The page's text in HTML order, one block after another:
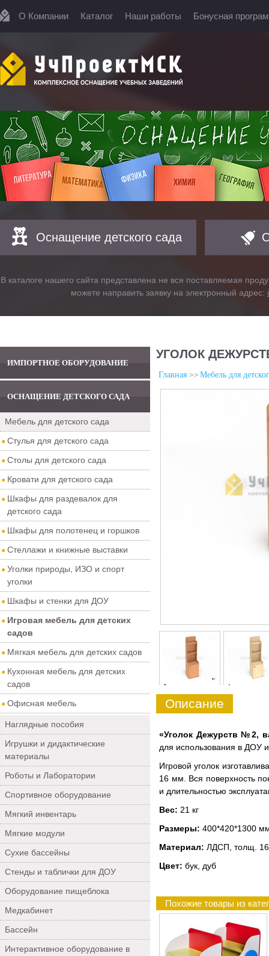
О Компании Каталог Наши работы Бонусная
Оснащение детского сада
В каталоге нашего сайта представлена не вся поставляемая
можете направить заявку на электронный адрес:
ИМПОРТНОЕ ОБОРУДОВАНИЕ
ОСНАЩЕНИЕ ДЕТСКОГО САДА
Мебель для детского сада
Стулья для детского сада
Столы для детского сада
Кровати для детского сада
Шкафы для раздевалок для
детского сада
Шкафы для полотенец и горшков
Стеллажи и книжные выставки
Уголки природы, ИЗО и спорт
уголки
Шкафы и стенки для ДОУ
Игровая мебель для детских
садов
Мягкая мебель для детских садов
Кухонная мебель для детских
садов
Офисная мебель
Наглядные пособия
Игрушки и дидактические
материалы
Роботы и Лаборатории
Спортивное оборудование
Мягкий инвентарь
Мягкие модули
Сухие бассейны
Стенды и таблички для ДОУ
Оборудование пищеблока
Медкабинет
Бассейн
Интерактивное оборудование в
УГОЛОК
Главная Мебель для
0 1
Описание
«Уголок Дежурств №2,
для использования в ДОУ
Игровой уголок
16 мм. Вся поверхность
и длительностью
Вес: 21 кг
Размеры: 400*420*1300
Материал: ЛДСП, толщ.
Цвет: бук, дуб
Похожие товары из